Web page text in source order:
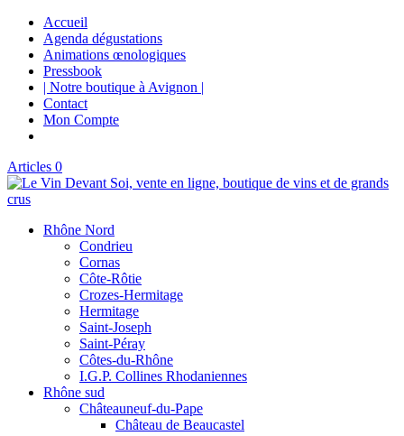
Accueil
Agenda dégustations
Animations œnologiques
Pressbook
| Notre boutique à Avignon |
Contact
Mon Compte
Articles 0
Rhône Nord
Condrieu
Cornas
Côte-Rôtie
Crozes-Hermitage
Hermitage
Saint-Joseph
Saint-Péray
Côtes-du-Rhône
I.G.P. Collines Rhodaniennes
Rhône sud
Châteauneuf-du-Pape
Château de Beaucastel